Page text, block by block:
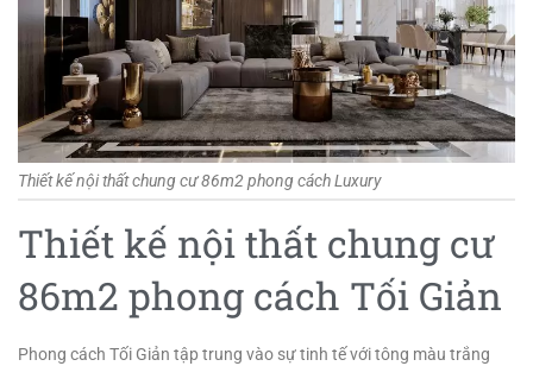
Thiết kế nội thất chung cư 86m2 phong cách Luxury
Thiết kế nội thất chung cư
86m2 phong cách Tối Giản
Phong cách Tối Giản tập trung vào sự tinh tế với tông màu trắng